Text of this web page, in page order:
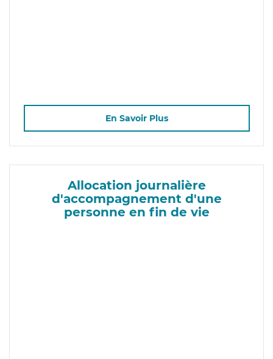
En Savoir Plus
Allocation journalière
d'accompagnement d'une
personne en fin de vie